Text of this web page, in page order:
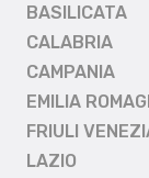
BASILICATA
CALABRIA
CAMPANIA
EMILIA
FRIULI
LAZIO